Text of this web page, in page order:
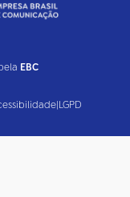
EBC
|LGPD